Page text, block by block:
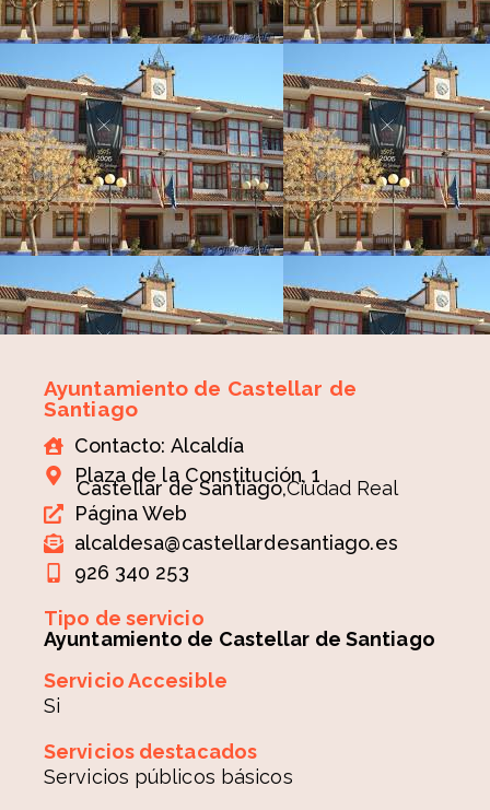
Ayuntamiento de Castellar de
Santiago
Contacto: Alcaldía
Plaza de la Constitución, 1
Castellar de Santiago,Ciudad Real
Página Web
alcaldesa@castellardesantiago.es
926 340 253
Tipo de servicio
Ayuntamiento de Castellar de Santiago
Servicio Accesible
Si
Servicios destacados
Servicios públicos básicos